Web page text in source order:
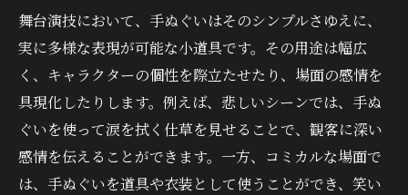
舞台演技において、手ぬぐいはそのシンプルさゆえに、
実に多様な表現が可能な小道具です。その用途は幅広
く、キャラクターの個性を際立たせたり、場面の感情を
具現化したりします。例えば、悲しいシーンでは、手ぬ
ぐいを使って涙を拭く仕草を見せることで、観客に深い
感情を伝えることができます。一方、コミカルな場面で
は、手ぬぐいを道具や衣装として使うことができ、笑い